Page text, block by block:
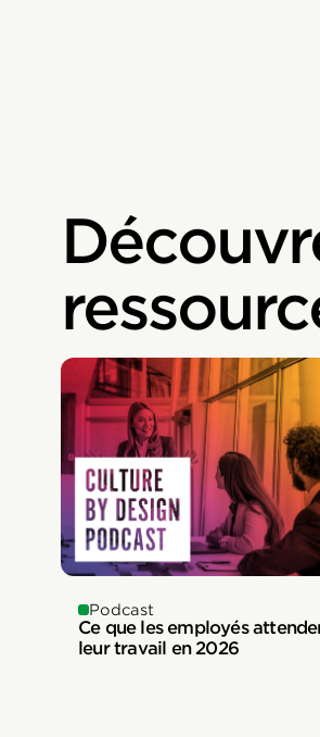
Podcast
Ce que les employés
leur travail en 2026